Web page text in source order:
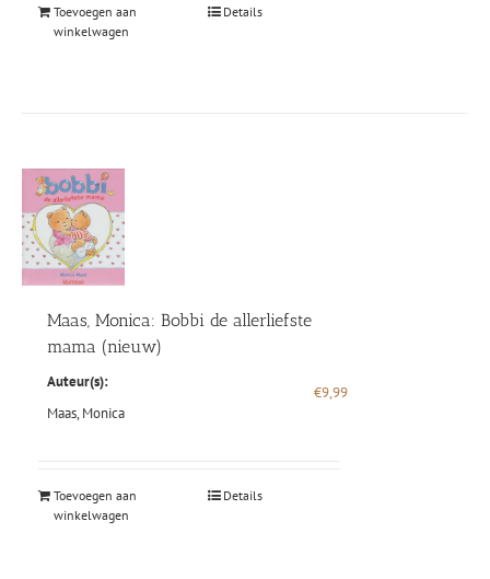
Toevoegen aan
winkelwagen
Details
Maas, Monica: Bobbi de allerliefste
mama (nieuw)
Auteur(s):
Maas, Monica
€9,99
Toevoegen aan
winkelwagen
Details